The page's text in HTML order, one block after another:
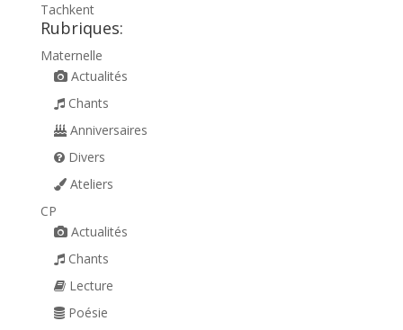
Tachkent
Rubriques:
Maternelle
Actualités
Chants
Anniversaires
Divers
Ateliers
CP
Actualités
Chants
Lecture
Poésie